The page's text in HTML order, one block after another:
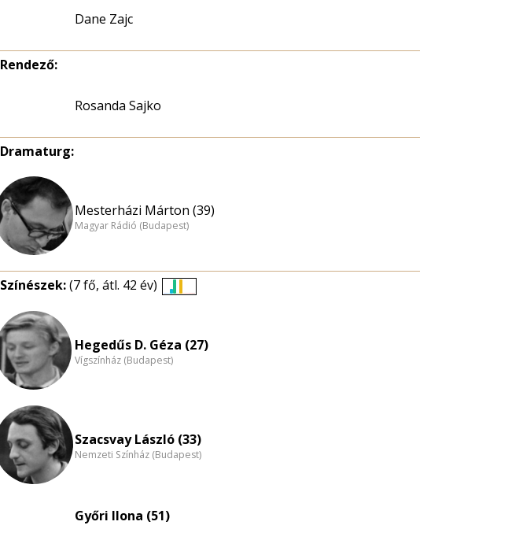
Dane Zajc
Rendező:
Rosanda Sajko
Dramaturg:
Mesterházi Márton (39)
Magyar Rádió (Budapest)
Színészek:(7 fő, átl. 42 év)
nagyítása
Hegedűs D. Géza (27)
Vígszínház (Budapest)
Szacsvay László (33)
Nemzeti Színház (Budapest)
Győri Ilona (51)